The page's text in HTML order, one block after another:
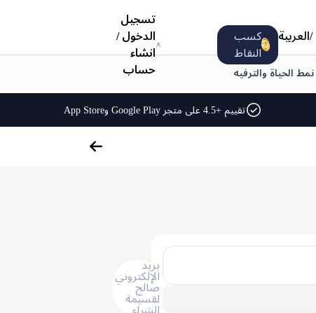
/ العربية
كسب
النقاط
تسجيل
الدخول/
انشاء
حساب
نمط الحياة والترفيه
تقييم +4.5 على متجر Google Play وApp Store
بريد
الإلكتروني
صالح
لقسيمة
الشراء